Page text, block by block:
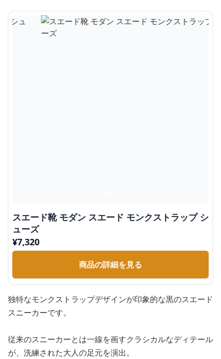
スエード靴 モダン スエード モンクストラップ シ
ューズ
¥7,320
商品の詳細を見る
独特なモンクストラップデザインが印象的な黒のスエード
スニーカーです。
従来のスニーカーとは一線を画すクラシカルなディテール
が、洗練された大人の足元を演出。